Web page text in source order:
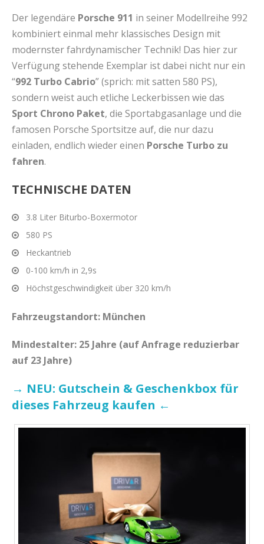
Der legendäre Porsche 911 in seiner Modellreihe 992
kombiniert einmal mehr klassisches Design mit
modernster fahrdynamischer Technik! Das hier zur
Verfügung stehende Exemplar ist dabei nicht nur ein
“992 Turbo Cabrio” (sprich: mit satten 580 PS),
sondern weist auch etliche Leckerbissen wie das
Sport Chrono Paket, die Sportabgasanlage und die
famosen Porsche Sportsitze auf, die nur dazu
einladen, endlich wieder einen Porsche Turbo zu
fahren.
TECHNISCHE DATEN
3.8 Liter Biturbo-Boxermotor
580 PS
Heckantrieb
0-100 km/h in 2,9s
Höchstgeschwindigkeit über 320 km/h
Fahrzeugstandort: München
Mindestalter: 25 Jahre (auf Anfrage reduzierbar
auf 23 Jahre)
→ NEU: Gutschein & Geschenkbox für
dieses Fahrzeug kaufen ←